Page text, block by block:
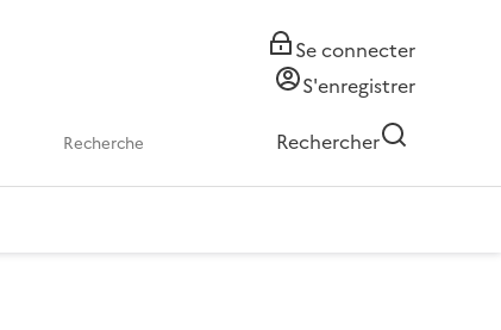
Se connecter
S'enregistrer
Rechercher